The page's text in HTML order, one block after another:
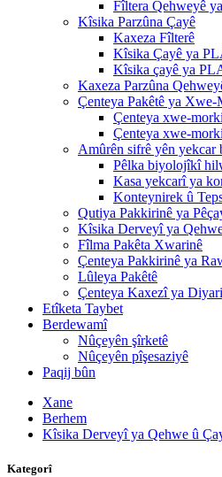
Fîltera Qehweyê
Kîsika Parzûna Çayê
Kaxeza Fîlterê
Kîsika Çayê ya
Kîsika çayê ya
Kaxeza Parzûna
Çenteya Pakêtê ya
Çenteya xwe-
Çenteya xwe-
Amûrên sifrê yên yekcar
Pêlka biyolojîkî
Kasa yekcarî ya
Konteynirek û
Qutiya Pakkirinê ya
Kîsika Derveyî ya
Fîlma Pakêta Xwarinê
Çenteya Pakkirinê ya
Lûleya Pakêtê
Çenteya Kaxezî ya
Etîketa Taybet
Berdewamî
Nûçeyên şîrketê
Nûçeyên pîşesaziyê
Paqij bûn
Xane
Berhem
Kîsika Derveyî ya Qehwe û
Kategorî